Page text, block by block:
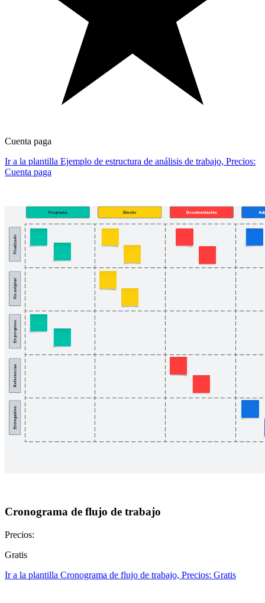
Cuenta paga
Ir a la plantilla Ejemplo de estructura de análisis de trabajo, Precios:
Cuenta paga
Cronograma de flujo de trabajo
Precios:
Gratis
Ir a la plantilla Cronograma de flujo de trabajo, Precios: Gratis